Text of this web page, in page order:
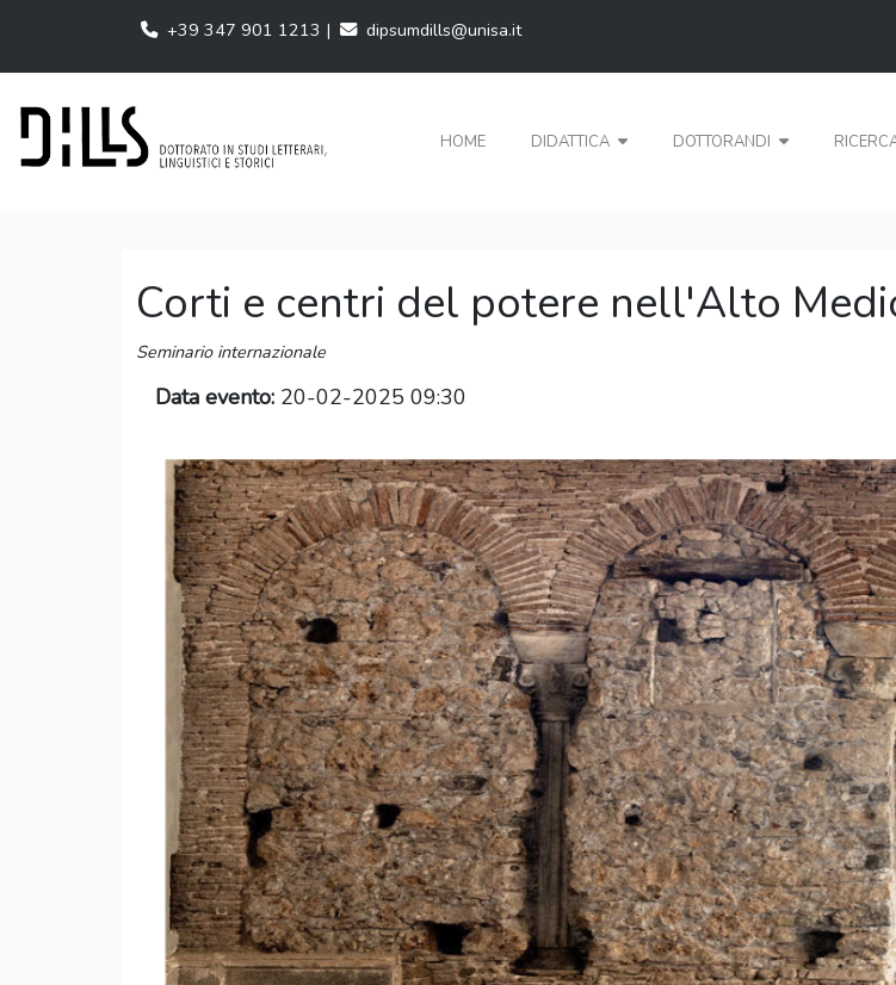
+39 347 901 1213 | dipsumdills@unisa.it
HOME DIDATTICA DOTTORANDI
Corti e centri del potere nell'Alto
Seminario internazionale
Data evento: 20-02-2025 09:30